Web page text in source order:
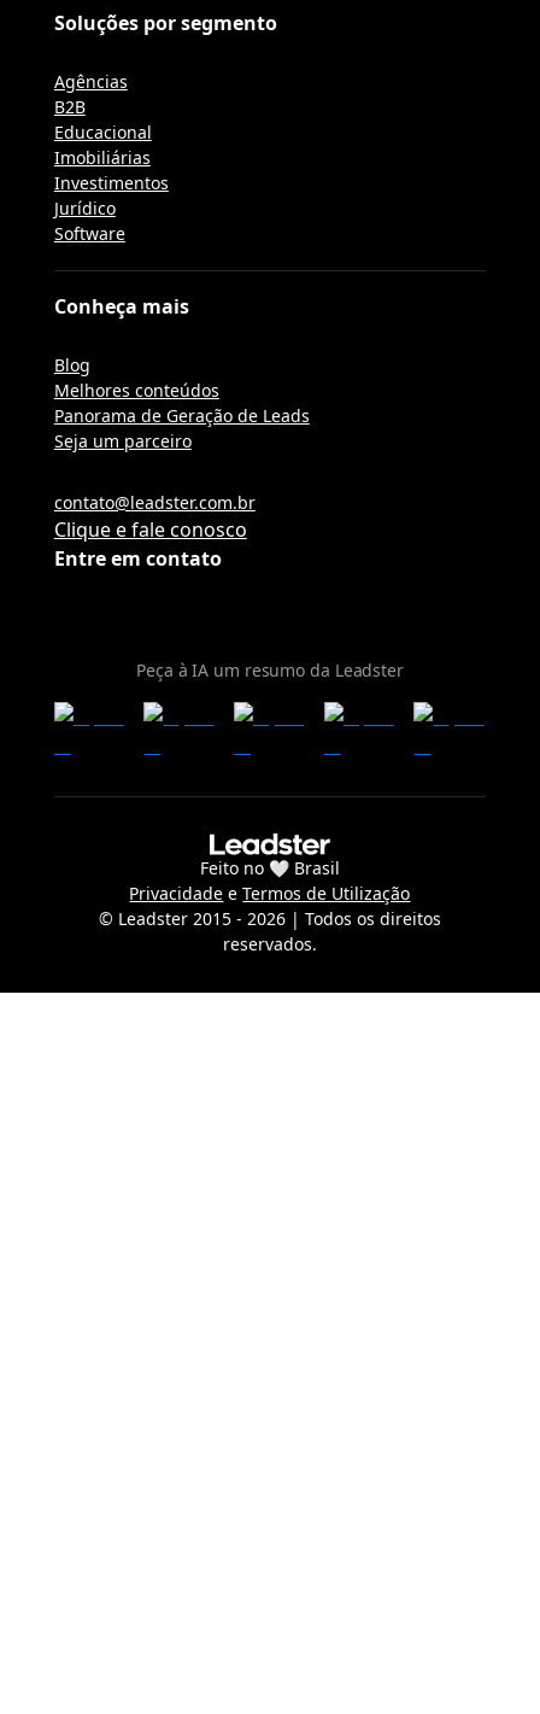
Soluções por segmento
Agências
B2B
Educacional
Imobiliárias
Investimentos
Jurídico
Software
Conheça mais
Blog
Melhores conteúdos
Panorama de Geração de Leads
Seja um parceiro
Entre em contato
contato@leadster.com.br
Clique e fale conosco
Peça à IA um resumo da Leadster
Feito no 🤍 Brasil
Privacidade e Termos de Utilização
© Leadster 2015 - 2026| Todos os direitos
reservados.